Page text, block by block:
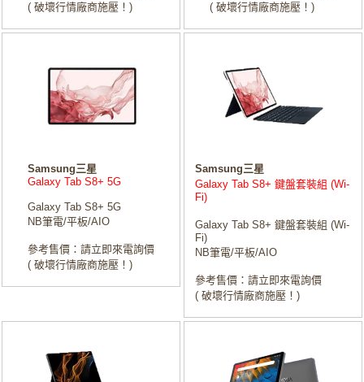
( 破壞行情廠商施壓！)
( 破壞行情廠商施壓！)
Samsung三星
Galaxy Tab S8+ 5G
Galaxy Tab S8+ 5G
NB筆電/平板/AIO
參考售價：請立即來電詢價
( 破壞行情廠商施壓！)
Samsung三星
Galaxy Tab S8+ 鍵盤套裝組 (Wi-
Fi)
Galaxy Tab S8+ 鍵盤套裝組 (Wi-
Fi)
NB筆電/平板/AIO
參考售價：請立即來電詢價
( 破壞行情廠商施壓！)